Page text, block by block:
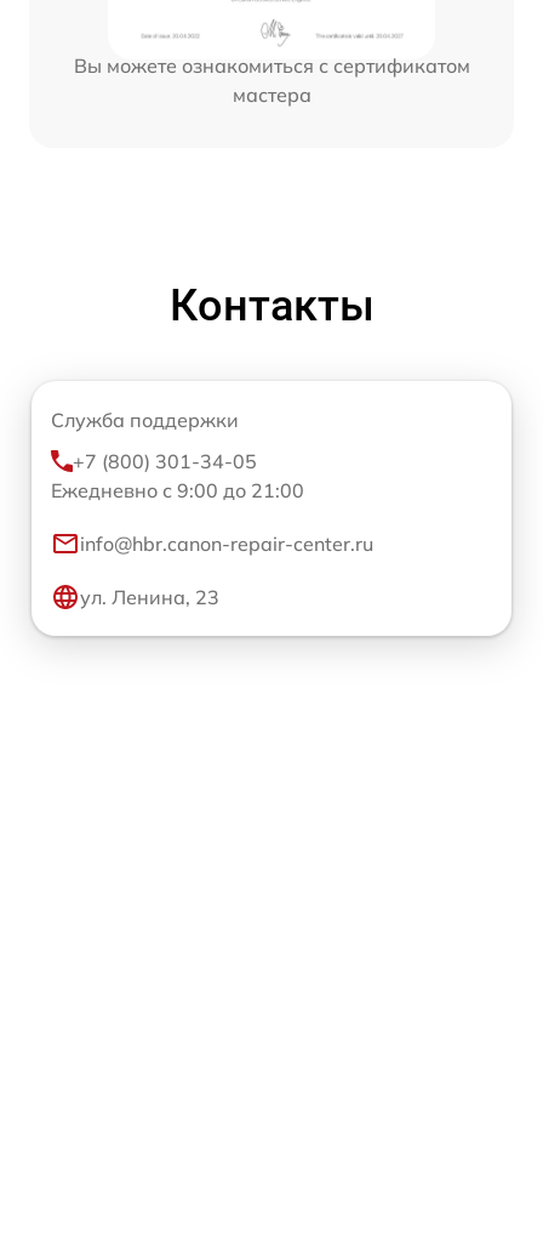
Вы можете ознакомиться с сертификатом
мастера
Контакты
Служба поддержки
+7 (800) 301-34-05
Ежедневно с 9:00 до 21:00
info@hbr.canon-repair-center.ru
ул. Ленина, 23